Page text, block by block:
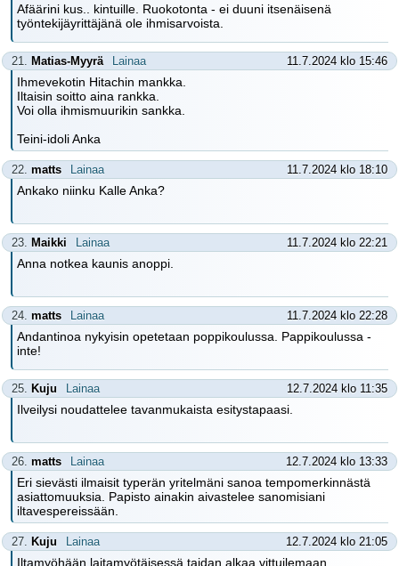
Afäärini kus.. kintuille. Ruokotonta - ei duuni itsenäisenä
työntekijäyrittäjänä ole ihmisarvoista.
21. Matias-Myyrä Lainaa 11.7.2024 klo 15:46
Ihmevekotin Hitachin mankka.
Iltaisin soitto aina rankka.
Voi olla ihmismuurikin sankka.
Teini-idoli Anka
22. matts Lainaa 11.7.2024 klo 18:10
Ankako niinku Kalle Anka?
23. Maikki Lainaa 11.7.2024 klo 22:21
Anna notkea kaunis anoppi.
24. matts Lainaa 11.7.2024 klo 22:28
Andantinoa nykyisin opetetaan poppikoulussa. Pappikoulussa -
inte!
25. Kuju Lainaa 12.7.2024 klo 11:35
Ilveilysi noudattelee tavanmukaista esitystapaasi.
26. matts Lainaa 12.7.2024 klo 13:33
Eri sievästi ilmaisit typerän yritelmäni sanoa tempomerkinnästä
asiattomuuksia. Papisto ainakin aivastelee sanomisiani
iltavespereissään.
27. Kuju Lainaa 12.7.2024 klo 21:05
Iltamyöhään laitamyötäisessä taidan alkaa vittuilemaan